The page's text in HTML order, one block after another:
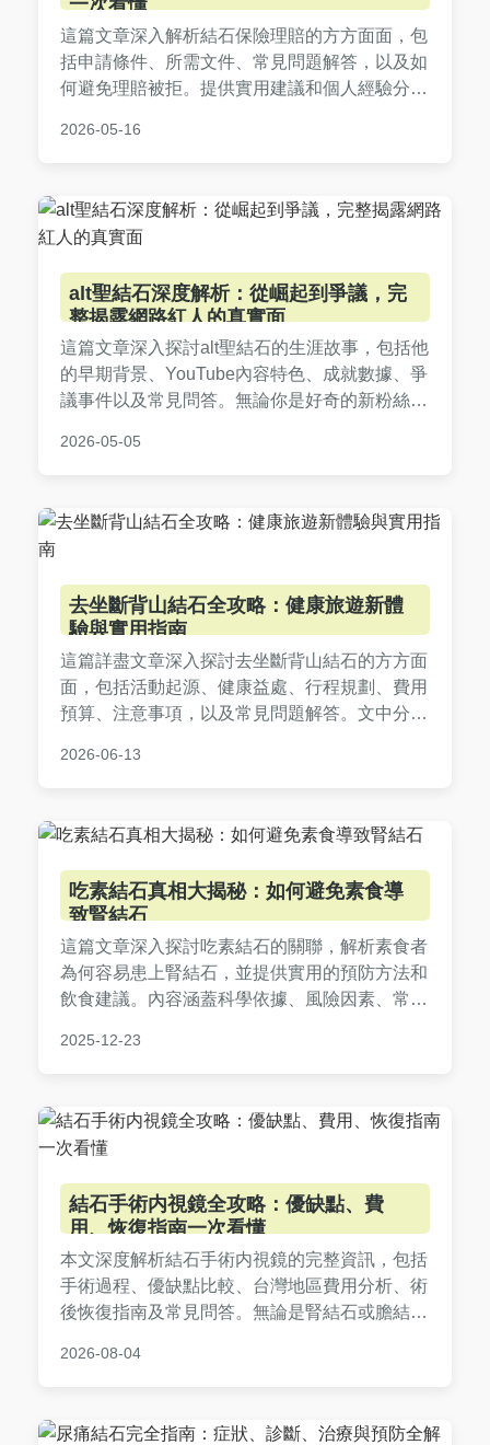
這篇文章深入解析結石保險理賠的方方面面，包
括申請條件、所需文件、常見問題解答，以及如
何避免理賠被拒。提供實用建議和個人經驗分
涵蓋腎結石、膽結石等類型，適合正在考慮或已
2026-05-16
alt聖結石深度解析：從崛起到爭議，完
整揭露網路紅人的真實面
這篇文章深入探討alt聖結石的生涯故事，包括他
的早期背景、YouTube內容特色、成就數據、爭
議事件以及常見問答。無論你是好奇的新粉絲還
位台灣網路紅人的成功與挑戰。
2026-05-05
去坐斷背山結石全攻略：健康旅遊新體
驗與實用指南
這篇詳盡文章深入探討去坐斷背山結石的方方面
面，包括活動起源、健康益處、行程規劃、費用
預算、注意事項，以及常見問題解答。文中分享
這種獨特療法改善健康，並規劃一趟安全有效的
2026-06-13
吃素結石真相大揭秘：如何避免素食導
致腎結石
這篇文章深入探討吃素結石的關聯，解析素食者
為何容易患上腎結石，並提供實用的預防方法和
飲食建議。內容涵蓋科學依據、風險因素、常見
2025-12-23
結石手術内視鏡全攻略：優缺點、費
用、恢復指南一次看懂
本文深度解析結石手術内視鏡的完整資訊，包括
手術過程、優缺點比較、台灣地區費用分析、術
後恢復指南及常見問答。無論是腎結石或膽結石
決策。內容基於醫學專業知識，提供真實案例參
2026-08-04